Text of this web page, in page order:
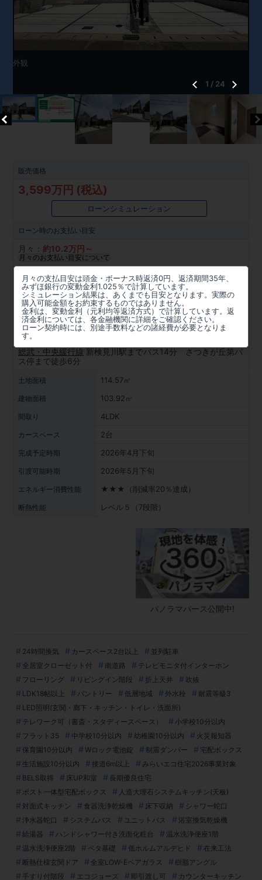
販売価格
3,599万円 (税込)
ローンシミュレーション
ローン時のお支払い目安
月々：約10.2万円～
月々のお支払い目安について
月々の支払目安は頭金・ボーナス時返済0円、返済期間35年、
みずほ銀行の変動金利1.025％で計算しています。
シミュレーション結果は、あくまでも目安となります。実際の
購入可能金額をお約束するものではありません。
金利は、変動金利（元利均等返済方式）で計算しています。返
済金利については、各金融機関に詳細をご確認ください。
ローン契約時には、別途手数料などの諸経費が必要となりま
す。
所在地
千葉県千葉市花見川区さつきが丘２丁目28番3(地番)
周辺マップを見る
アクセス
総武・中央緩行線 新検見川駅までバス14分 さつきが丘第バ
ス停まで徒歩6分
土地面積 114.57㎡
建物面積 103.92㎡
間取り 4LDK
カースペース 2台
完成予定時期 2026年4月下旬
引渡可能時期 2026年5月下旬
エネルギー消費性能 ★★★（削減率20％達成）
断熱性能 レベル５（7段階）
外観
1 / 24
24時間換気 カースペース2台以上
並列駐車
全居室クローゼット付
南道路
テレビモニタ付インターホン
フローリング
リビングイン階段 折上天井
吹抜
LDK18帖以上
パントリー 低層地域 外水栓
耐震等級3
LED照明(玄関・廊下・キッチン・トイレ・洗面所)
テレワーク可（書斎・スタディースペース）
小学校10分以内
フラット35
中学校10分以内 幼稚園10分以内
火災報知器
保育園10分以内
Wロック電池錠 制震ダンパー
宅配ボックス
生活施設10分以内
接道6m以上
みらいエコ住宅2026事業対象
BELS取得
床UP和室
長期優良住宅
ポスト一体型宅配ボックス
人造大理石システムキッチン(天板)
対面式キッチン
食器洗浄乾燥機 床下収納
シャワー蛇口
浄水器蛇口
システムバス ユニットバス
浴室換気乾燥機
給湯器
ハンドシャワー付き洗面化粧台
温水洗浄便座1階
温水洗浄便座2階
ベタ基礎 低ホルムアルデヒド
在来工法
断熱仕様玄関ドア
全室LOW-Eペアガラス
樹脂アングル
手すり付階段
エコジョーズ 即引渡し可
カウンターキッチン
パノラマパース公開中!